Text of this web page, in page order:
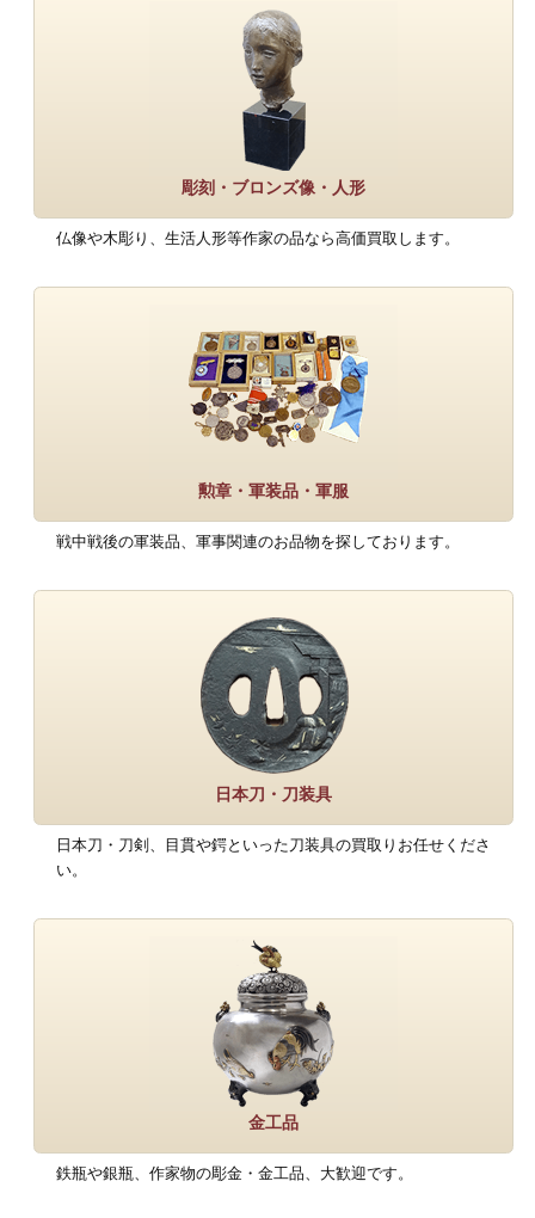
彫刻・ブロンズ像・人形
仏像や木彫り、生活人形等作家の品なら高価買取します。
勲章・軍装品・軍服
戦中戦後の軍装品、軍事関連のお品物を探しております。
日本刀・刀装具
日本刀・刀剣、目貫や鍔といった刀装具の買取りお任せくださ
い。
金工品
鉄瓶や銀瓶、作家物の彫金・金工品、大歓迎です。